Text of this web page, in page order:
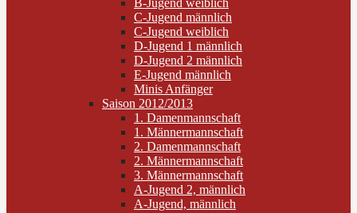
B-Jugend weiblich
C-Jugend männlich
C-Jugend weiblich
D-Jugend 1 männlich
D-Jugend 2 männlich
E-Jugend männlich
Minis Anfänger
Saison 2012/2013
1. Damenmannschaft
1. Männermannschaft
2. Damenmannschaft
2. Männermannschaft
3. Männermannschaft
A-Jugend 2, männlich
A-Jugend, männlich